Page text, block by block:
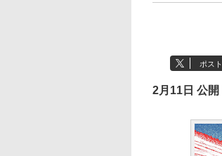
ポスト
2月11日 公開